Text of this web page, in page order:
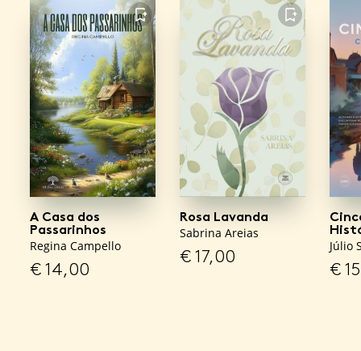
FAVORITO
A Casa dos
Passarinhos
Regina Campello
€14,00
FAVORITO
Rosa Lavanda
Sabrina Areias
€17,00
Júlio
€